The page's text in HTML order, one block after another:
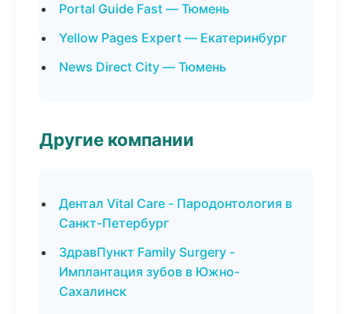
Portal Guide Fast — Тюмень
Yellow Pages Expert — Екатеринбург
News Direct City — Тюмень
Другие компании
Дентал Vital Care - Пародонтология в
Санкт-Петербург
ЗдравПункт Family Surgery -
Имплантация зубов в Южно-
Сахалинск